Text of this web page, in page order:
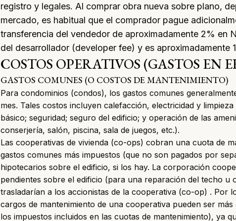
registro y legales. Al comprar obra nueva sobre plano,
mercado, es habitual que el comprador pague
transferencia del vendedor de aproximadamente 2% en
del desarrollador (developer fee) y es aproximadamente
COSTOS OPERATIVOS (GASTOS EN
GASTOS COMUNES (O COSTOS DE MANTENIMIENTO)
Para condominios (condos), los gastos comunes
mes. Tales costos incluyen calefacción, electricidad y
básico; seguridad; seguro del edificio; y operación de las
conserjería, salón, piscina, sala de juegos, etc.).
Las cooperativas de vivienda (co-ops) cobran una cuota de
gastos comunes más impuestos (que no son pagados por
hipotecarios sobre el edificio, si los hay. La corporación
pendientes sobre el edificio (para una reparación del techo u
trasladarían a los accionistas de la cooperativa (co-op) . Por
cargos de mantenimiento de una cooperativa pueden ser
los impuestos incluidos en las cuotas de mantenimiento), ya